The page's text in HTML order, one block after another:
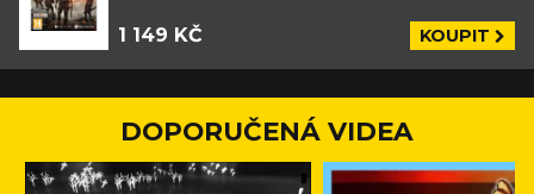
1 149 KČ KOUPIT
DOPORUČENÁ VIDEA